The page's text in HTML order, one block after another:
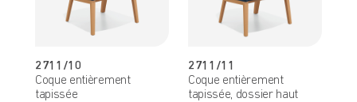
2711/10
Coque entièrement
tapissée
2711/11
Coque entièrement
tapissée, dossier haut